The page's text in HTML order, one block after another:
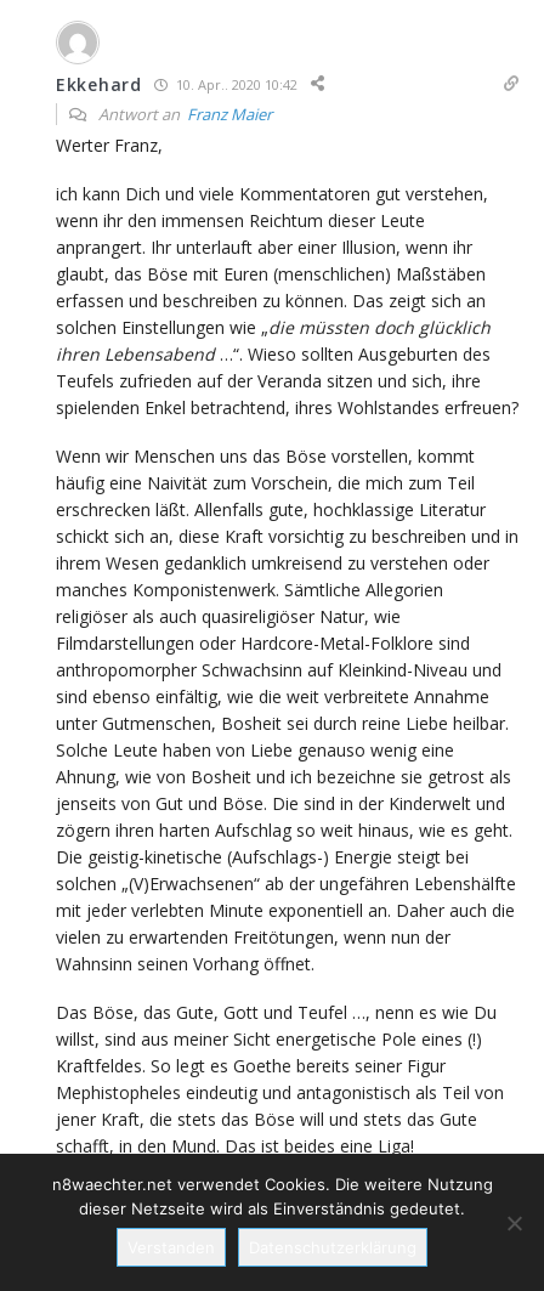
Ekkehard 10. Apr.. 2020 10:42
Antwort an Franz Maier
Werter Franz,
ich kann Dich und viele Kommentatoren gut verstehen,
wenn ihr den immensen Reichtum dieser Leute
anprangert. Ihr unterlauft aber einer Illusion, wenn ihr
glaubt, das Böse mit Euren (menschlichen) Maßstäben
erfassen und beschreiben zu können. Das zeigt sich an
solchen Einstellungen wie „die müssten doch glücklich
ihren Lebensabend…“. Wieso sollten Ausgeburten des
Teufels zufrieden auf der Veranda sitzen und sich, ihre
spielenden Enkel betrachtend, ihres Wohlstandes erfreuen?
Wenn wir Menschen uns das Böse vorstellen, kommt
häufig eine Naivität zum Vorschein, die mich zum Teil
erschrecken läßt. Allenfalls gute, hochklassige Literatur
schickt sich an, diese Kraft vorsichtig zu beschreiben und in
ihrem Wesen gedanklich umkreisend zu verstehen oder
manches Komponistenwerk. Sämtliche Allegorien
religiöser als auch quasireligiöser Natur, wie
Filmdarstellungen oder Hardcore-Metal-Folklore sind
anthropomorpher Schwachsinn auf Kleinkind-Niveau und
sind ebenso einfältig, wie die weit verbreitete Annahme
unter Gutmenschen, Bosheit sei durch reine Liebe heilbar.
Solche Leute haben von Liebe genauso wenig eine
Ahnung, wie von Bosheit und ich bezeichne sie getrost als
jenseits von Gut und Böse. Die sind in der Kinderwelt und
zögern ihren harten Aufschlag so weit hinaus, wie es geht.
Die geistig-kinetische (Aufschlags-) Energie steigt bei
solchen „(V)Erwachsenen“ ab der ungefähren Lebenshälfte
mit jeder verlebten Minute exponentiell an. Daher auch die
vielen zu erwartenden Freitötungen, wenn nun der
Wahnsinn seinen Vorhang öffnet.
Das Böse, das Gute, Gott und Teufel …, nenn es wie Du
willst, sind aus meiner Sicht energetische Pole eines (!)
Kraftfeldes. So legt es Goethe bereits seiner Figur
Mephistopheles eindeutig und antagonistisch als Teil von
jener Kraft, die stets das Böse will und stets das Gute
schafft, in den Mund. Das ist beides eine Liga!
Das Böse zu erkennen und einschätzen zu können ist
meines Erachtens ähnlich vermessen, als wenn man
unterschätzt, es ist dies das absolute Fehlen von Angst.
n8waechter.net verwendet Cookies. Die weitere Nutzung
dieser Netzseite wird als Einverständnis gedeutet.